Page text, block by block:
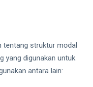
tentang struktur modal
yang digunakan untuk
antara lain: